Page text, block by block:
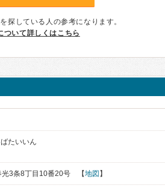
探している人の参考になります。
ついて詳しくはこちら
たいいん
3条8丁目10番20号 【地図 】